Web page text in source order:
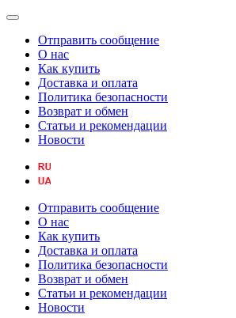
Отправить сообщение
О нас
Как купить
Доставка и оплата
Политика безопасности
Возврат и обмен
Статьи и рекомендации
Новости
Отправить сообщение
О нас
Как купить
Доставка и оплата
Политика безопасности
Возврат и обмен
Статьи и рекомендации
Новости